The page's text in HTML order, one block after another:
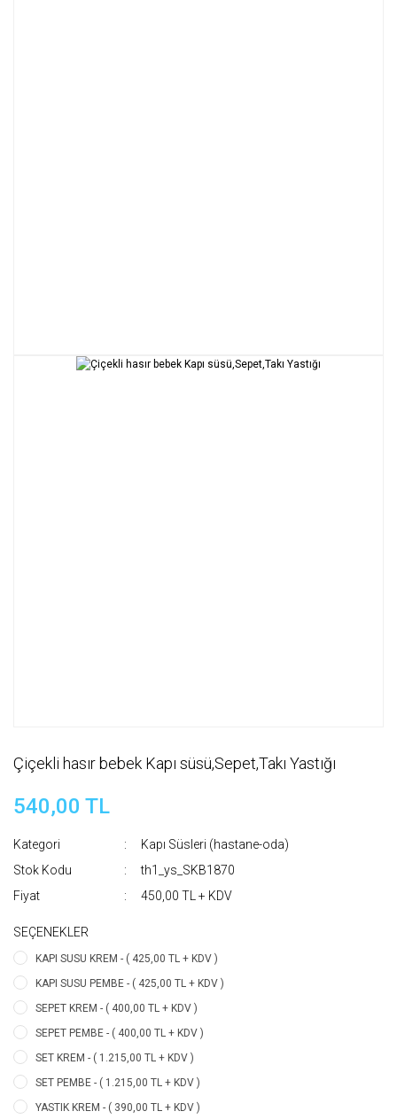
Çiçekli hasır bebek Kapı süsü,Sepet,Takı Yastığı
540,00 TL
Kategori
Kapı Süsleri (hastane-oda)
Stok Kodu
th1_ys_SKB1870
Fiyat
450,00 TL + KDV
SEÇENEKLER
KAPI SUSU KREM - ( 425,00 TL + KDV )
KAPI SUSU PEMBE - ( 425,00 TL + KDV )
SEPET KREM - ( 400,00 TL + KDV )
SEPET PEMBE - ( 400,00 TL + KDV )
SET KREM - ( 1.215,00 TL + KDV )
SET PEMBE - ( 1.215,00 TL + KDV )
YASTIK KREM - ( 390,00 TL + KDV )